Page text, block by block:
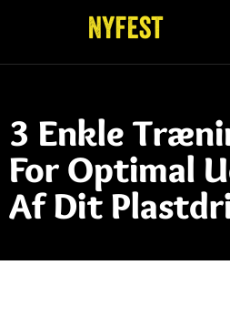
3 Enkle
For Optimal
Af Dit